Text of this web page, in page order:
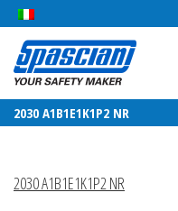
2030 A1B1E1K1P2 NR
2030 A1B1E1K1P2 NR